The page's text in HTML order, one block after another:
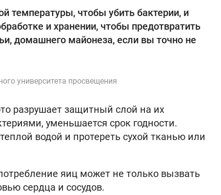
температуры, чтобы убить бактерии, и
и хранении, чтобы предотвратить
домашнего майонеза, если вы точно не
университета просвещения
разрушает защитный слой на их
уменьшается срок годности.
водой и протереть сухой тканью или
яиц может не только вызвать
сердца и сосудов.